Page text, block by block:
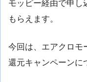
モッピー経由で申し
もらえます。
今回は、エアクロモ
還元キャンペーンに